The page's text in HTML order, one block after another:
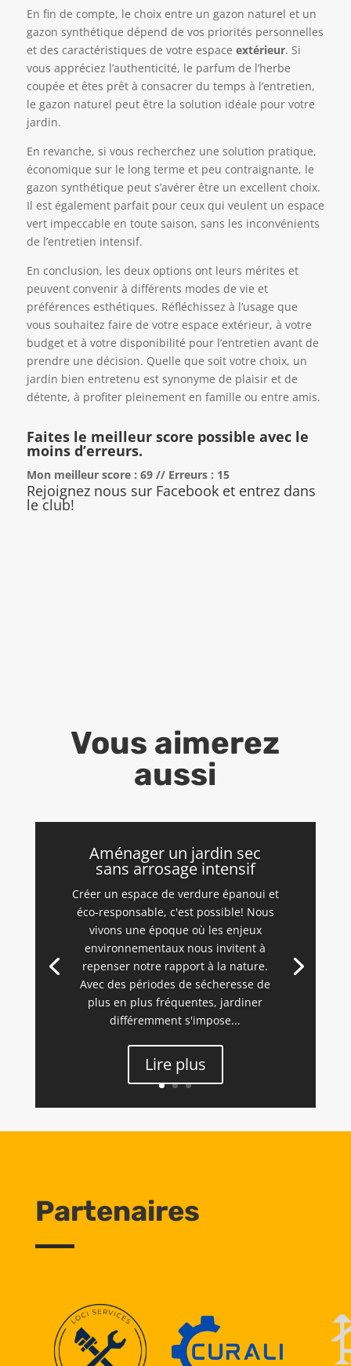
En fin de compte, le choix entre un gazon naturel et un
gazon synthétique dépend de vos priorités personnelles
et des caractéristiques de votre espace extérieur. Si
vous appréciez l’authenticité, le parfum de l’herbe
coupée et êtes prêt à consacrer du temps à l’entretien,
le gazon naturel peut être la solution idéale pour votre
jardin.
En revanche, si vous recherchez une solution pratique,
économique sur le long terme et peu contraignante, le
gazon synthétique peut s’avérer être un excellent choix.
Il est également parfait pour ceux qui veulent un espace
vert impeccable en toute saison, sans les inconvénients
de l’entretien intensif.
En conclusion, les deux options ont leurs mérites et
peuvent convenir à différents modes de vie et
préférences esthétiques. Réfléchissez à l’usage que
vous souhaitez faire de votre espace extérieur, à votre
budget et à votre disponibilité pour l’entretien avant de
prendre une décision. Quelle que soit votre choix, un
jardin bien entretenu est synonyme de plaisir et de
détente, à profiter pleinement en famille ou entre amis.
Faites le meilleur score possible avec le
moins d’erreurs.
Mon meilleur score : 69 // Erreurs : 15
Rejoignez nous sur Facebook et entrez dans
le club!
Vous aimerez
aussi
Aménager un jardin sec
sans arrosage intensif
Créer un espace de verdure épanoui et
éco-responsable, c'est possible! Nous
vivons une époque où les enjeux
environnementaux nous invitent à
repenser notre rapport à la nature.
Avec des périodes de sécheresse de
plus en plus fréquentes, jardiner
différemment s'impose...
Lire plus
Partenaires